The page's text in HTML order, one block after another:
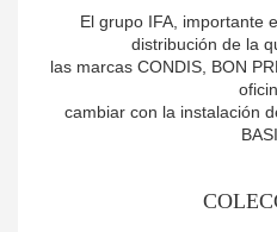
El grupo IFA, importante
distribución de la
las marcas CONDIS, BON
cambiar con la instalación